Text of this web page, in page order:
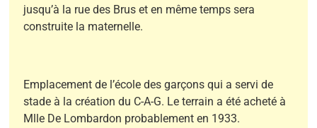
jusqu’à la rue des Brus et en même temps sera
construite la maternelle.
Emplacement de l’école des garçons qui a servi de
stade à la création du C-A-G. Le terrain a été acheté à
Mlle De Lombardon probablement en 1933.